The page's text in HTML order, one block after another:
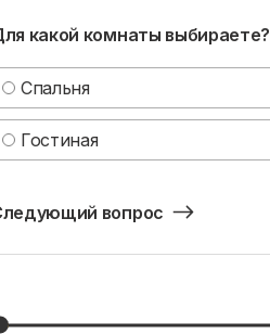
какой комнаты выбираете?
Спальня
Гостиная
вопрос